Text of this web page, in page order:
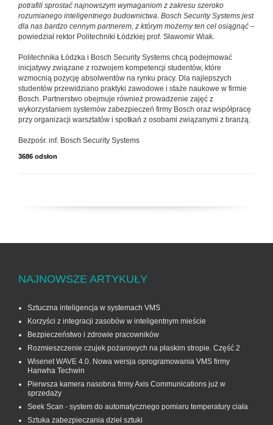
potrafili sprostać najnowszym wymaganiom z zakresu szeroko
rozumianego inteligentnego budownictwa. Bosch Security Systems jest
dla nas bardzo cennym partnerem, z którym możemy ten cel osiągnąć –
powiedział rektor Politechniki Łódzkiej prof. Sławomir Wiak.
Politechnika Łódzka i Bosch Security Systems chcą podejmować
inicjatywy związane z rozwojem kompetencji studentów, które
wzmocnią pozycję absolwentów na rynku pracy. Dla najlepszych
studentów przewidziano praktyki zawodowe i staże naukowe w firmie
Bosch. Partnerstwo obejmuje również prowadzenie zajęć z
wykorzystaniem systemów zabezpieczeń firmy Bosch oraz współpracę
przy organizacji warsztatów i spotkań z osobami związanymi z branżą.
Bezpośr. inf. Bosch Security Systems
3686 odsłon
NAJNOWSZE ARTYKUŁY
Sztuczna inteligencja w systemach VMS
Korzyści z integracji zasobów w inteligentnym mieście
Bezpieczeństwo i zdrowie pracowników
Rozmieszczenie czujek pożarowych na płaskim stropie. Część 2
Wisenet WAVE 4.0. Nowa wersja oprogramowania VMS firmy
Hanwha Techwin
Pierwsza kamera nasobna firmy Axis Communications już w
sprzedaży
Seek Scan - system do automatycznego pomiaru temperatury ciała
Sztuka zabezpieczania dzieł sztuki